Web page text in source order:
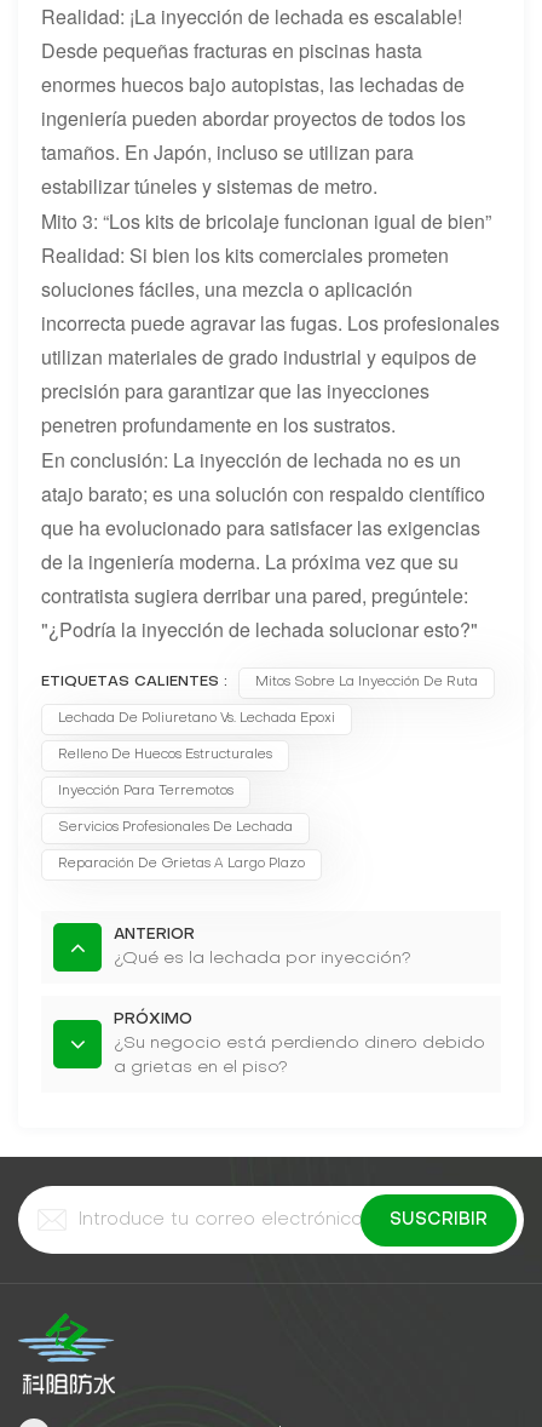
Realidad: ¡La inyección de lechada es escalable!
Desde pequeñas fracturas en piscinas hasta
enormes huecos bajo autopistas, las lechadas de
ingeniería pueden abordar proyectos de todos los
tamaños. En Japón, incluso se utilizan para
estabilizar túneles y sistemas de metro.
Mito 3: “Los kits de bricolaje funcionan igual de bien”
Realidad: Si bien los kits comerciales prometen
soluciones fáciles, una mezcla o aplicación
incorrecta puede agravar las fugas. Los profesionales
utilizan materiales de grado industrial y equipos de
precisión para garantizar que las inyecciones
penetren profundamente en los sustratos.
En conclusión: La inyección de lechada no es un
atajo barato; es una solución con respaldo científico
que ha evolucionado para satisfacer las exigencias
de la ingeniería moderna. La próxima vez que su
contratista sugiera derribar una pared, pregúntele:
"¿Podría la inyección de lechada solucionar esto?"
ETIQUETAS CALIENTES : Mitos Sobre La Inyección De Ruta
Lechada De Poliuretano Vs. Lechada Epoxi
Relleno De Huecos Estructurales
Inyección Para Terremotos
Servicios Profesionales De Lechada
Reparación De Grietas A Largo Plazo
ANTERIOR
¿Qué es la lechada por inyección?
PRÓXIMO
¿Su negocio está perdiendo dinero debido
a grietas en el piso?